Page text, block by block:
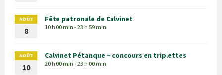
AOÛT
8
Fête patronale de Calvinet
10 h 00 min - 23 h 59 min
AOÛT
10
Calvinet Pétanque – concours en triplettes
20 h 00 min - 23 h 00 min